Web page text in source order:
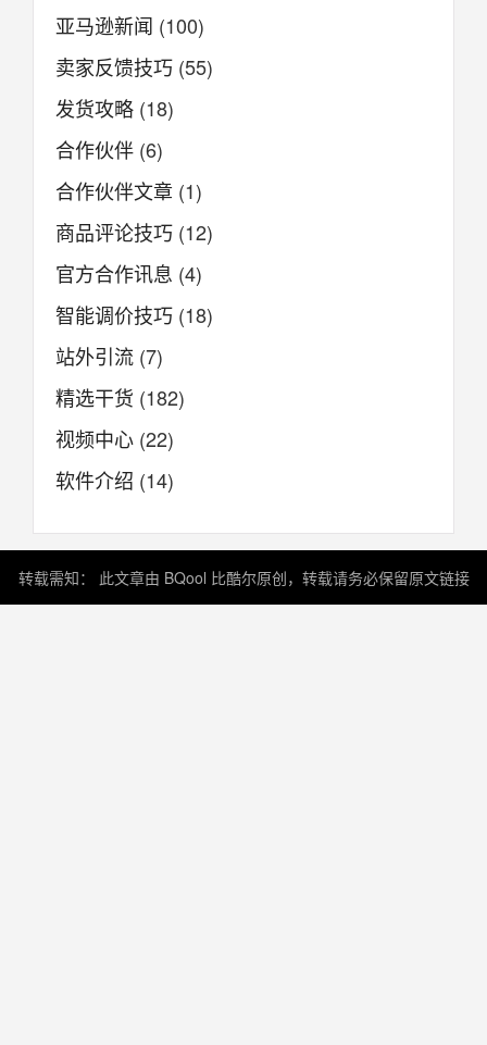
亚马逊新闻 (100)
卖家反馈技巧 (55)
发货攻略 (18)
合作伙伴 (6)
合作伙伴文章 (1)
商品评论技巧 (12)
官方合作讯息 (4)
智能调价技巧 (18)
站外引流 (7)
精选干货 (182)
视频中心 (22)
软件介绍 (14)
转载需知： 此文章由 BQool 比酷尔原创，转载请务必保留原文链接